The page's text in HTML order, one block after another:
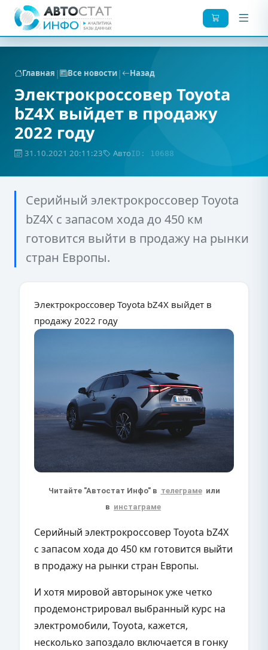
Главная | Все новости| Назад
Электрокроссовер Toyota
bZ4X выйдет в продажу
2022 году
31.10.2021 20:11:23 АвтоID: 10688
Серийный электрокроссовер Toyota
bZ4X с запасом хода до 450 км
готовится выйти в продажу на рынки
стран Европы.
Электрокроссовер Toyota bZ4X выйдет в
продажу 2022 году
Читайте "Автостат Инфо" в телеграме или
в инстаграме
Серийный электрокроссовер Toyota bZ4X
с запасом хода до 450 км готовится выйти
в продажу на рынки стран Европы.
И хотя мировой авторынок уже четко
продемонстрировал выбранный курс на
электромобили, Toyota, кажется,
несколько запоздало включается в гонку